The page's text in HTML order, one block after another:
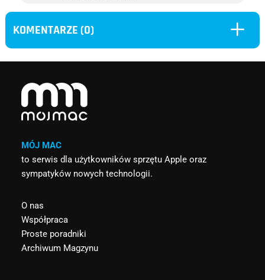
KOMENTARZE (0) L
MÓJ MAC
to serwis dla użytkowników sprzętu Apple oraz
sympatyków nowych technologii.
O nas
Współpraca
Proste poradniki
Archiwum Magzynu